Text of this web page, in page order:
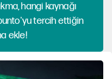
hangi kaynağı
tercih ettiğin
ekle!